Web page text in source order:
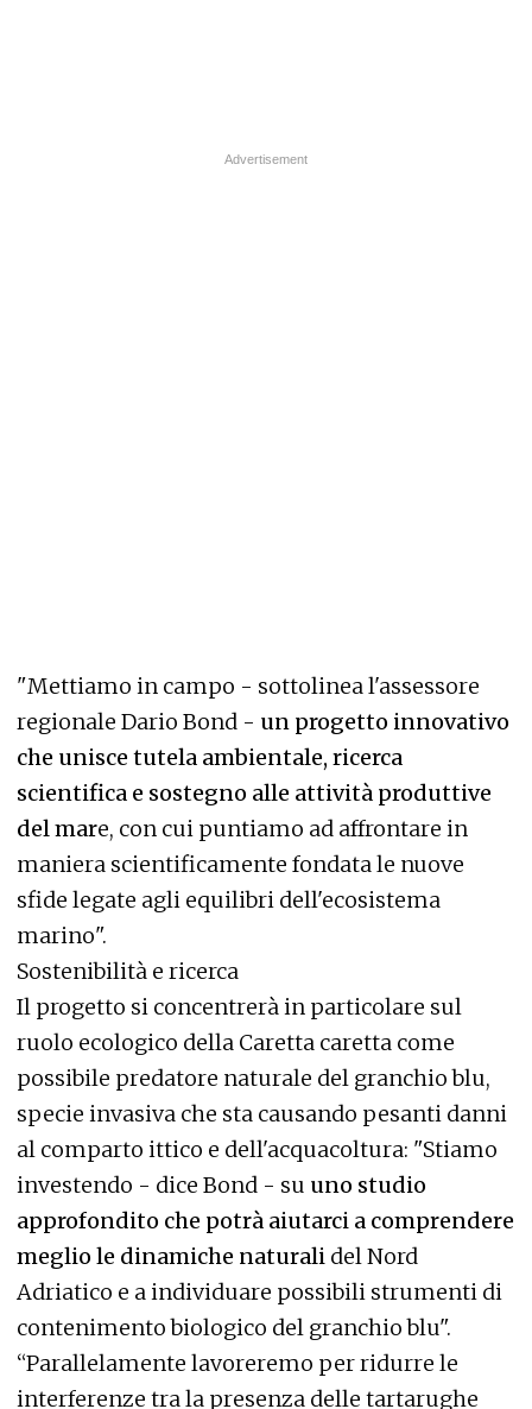
"Mettiamo in campo - sottolinea l'assessore
regionale Dario Bond - un progetto innovativo
che unisce tutela ambientale, ricerca
scientifica e sostegno alle attività produttive
del mare, con cui puntiamo ad affrontare in
maniera scientificamente fondata le nuove
sfide legate agli equilibri dell'ecosistema
marino".
Sostenibilità e ricerca
Il progetto si concentrerà in particolare sul
ruolo ecologico della Caretta caretta come
possibile predatore naturale del granchio blu,
specie invasiva che sta causando pesanti danni
al comparto ittico e dell'acquacoltura: "Stiamo
investendo - dice Bond - su uno studio
approfondito che potrà aiutarci a comprendere
meglio le dinamiche naturali del Nord
Adriatico e a individuare possibili strumenti di
contenimento biologico del granchio blu".
“Parallelamente lavoreremo per ridurre le
interferenze tra la presenza delle tartarughe